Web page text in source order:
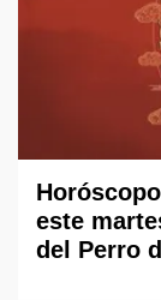
este
del Perro